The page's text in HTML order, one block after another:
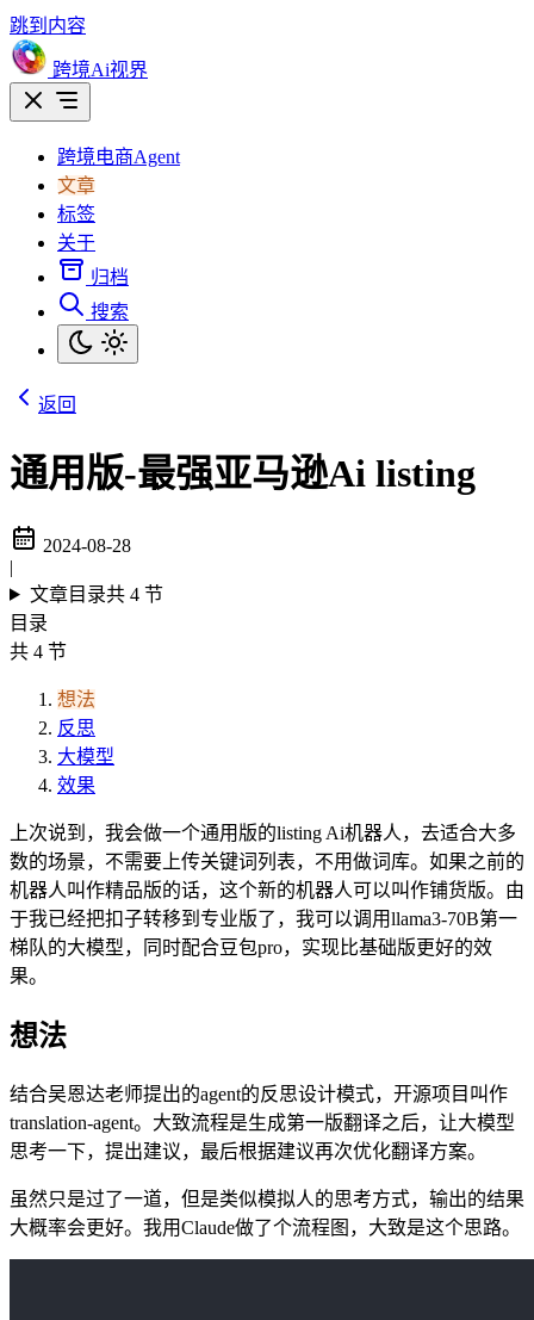
跳到内容
跨境Ai视界
跨境电商Agent
文章
标签
关于
归档
搜索
返回
通用版-最强亚马逊Ai listing
2024-08-28
|
文章目录共 4 节
目录
共 4 节
想法
反思
大模型
效果
上次说到，我会做一个通用版的listing Ai机器人，去适合大多
数的场景，不需要上传关键词列表，不用做词库。如果之前的
机器人叫作精品版的话，这个新的机器人可以叫作铺货版。由
于我已经把扣子转移到专业版了，我可以调用llama3-70B第一
梯队的大模型，同时配合豆包pro，实现比基础版更好的效
果。
想法
结合吴恩达老师提出的agent的反思设计模式，开源项目叫作
translation-agent。大致流程是生成第一版翻译之后，让大模型
思考一下，提出建议，最后根据建议再次优化翻译方案。
虽然只是过了一道，但是类似模拟人的思考方式，输出的结果
大概率会更好。我用Claude做了个流程图，大致是这个思路。